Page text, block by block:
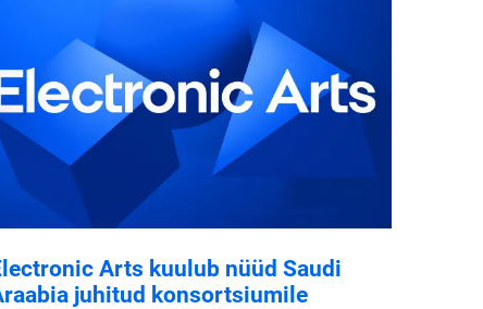
Arts kuulub nüüd Saudi
juhitud konsortsiumile